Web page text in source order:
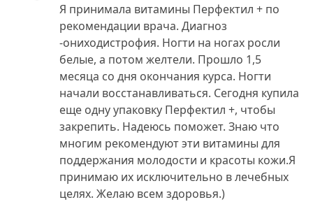
Я принимала витамины Перфектил + по
рекомендации врача. Диагноз
-ониходистрофия. Ногти на ногах росли
белые, а потом желтели. Прошло 1,5
месяца со дня окончания курса. Ногти
начали восстанавливаться. Сегодня купила
еще одну упаковку Перфектил +, чтобы
закрепить. Надеюсь поможет. Знаю что
многим рекомендуют эти витамины для
поддержания молодости и красоты кожи.Я
принимаю их исключительно в лечебных
целях. Желаю всем здоровья.)